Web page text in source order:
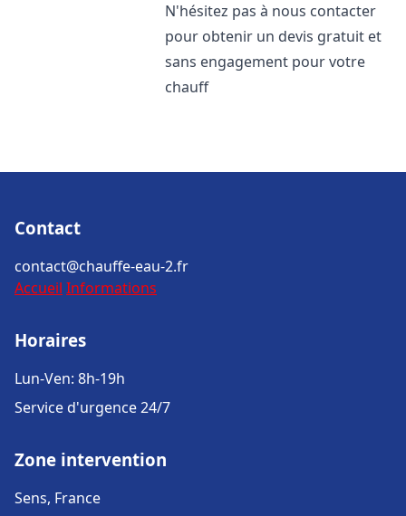
N'hésitez pas à nous contacter
pour obtenir un devis gratuit et
sans engagement pour votre
chauff
Contact
contact@chauffe-eau-2.fr
Accueil Informations
Horaires
Lun-Ven: 8h-19h
Service d'urgence 24/7
Zone intervention
Sens, France